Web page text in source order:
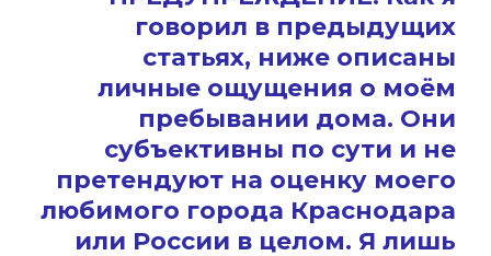
говорил в предыдущих
статьях, ниже описаны
личные ощущения о моём
пребывании дома. Они
субъективны по сути и не
претендуют на оценку моего
любимого города Краснодара
или России в целом. Я лишь